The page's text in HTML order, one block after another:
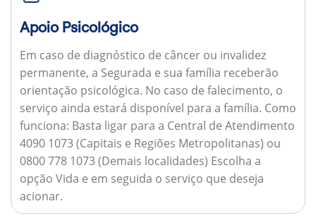
Apoio Psicológico
Em caso de diagnóstico de câncer ou invalidez
permanente, a Segurada e sua família receberão
orientação psicológica. No caso de falecimento, o
serviço ainda estará disponível para a família. Como
funciona: Basta ligar para a Central de Atendimento
4090 1073 (Capitais e Regiões Metropolitanas) ou
0800 778 1073 (Demais localidades) Escolha a
opção Vida e em seguida o serviço que deseja
acionar.